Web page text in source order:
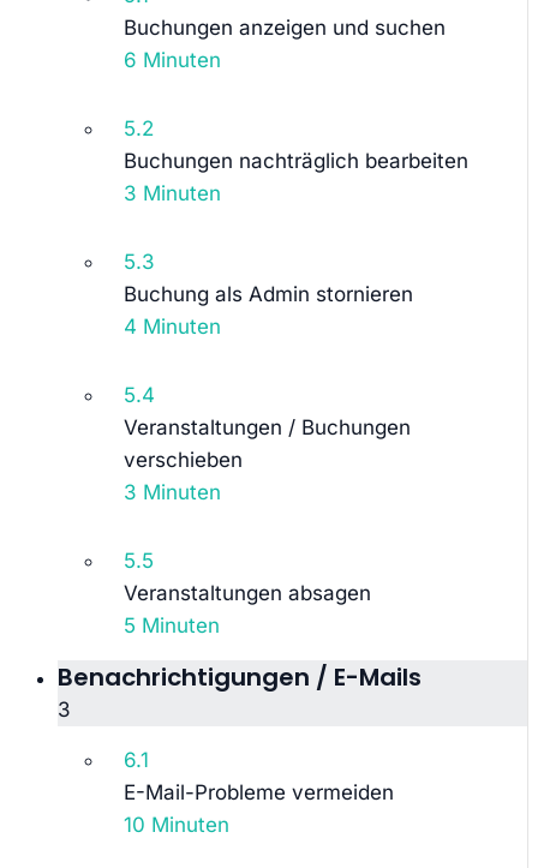
Buchungen anzeigen und suchen
6 Minuten
5.2
Buchungen nachträglich bearbeiten
3 Minuten
5.3
Buchung als Admin stornieren
4 Minuten
5.4
Veranstaltungen / Buchungen
verschieben
3 Minuten
5.5
Veranstaltungen absagen
5 Minuten
Benachrichtigungen / E-Mails
3
6.1
E-Mail-Probleme vermeiden
10 Minuten